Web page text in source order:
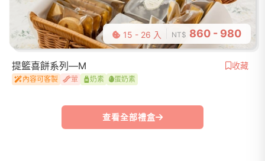
15 - 26 入 NT$ 860 - 980
提籃喜餅系列—M 收藏
內容可客製 葷 奶素 蛋奶素
查看全部禮盒